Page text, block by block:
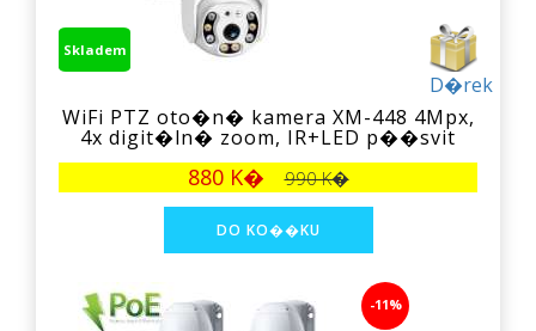
D�rek
Skladem
WiFi PTZ oto�n� kamera XM-448 4Mpx,
4x digit�ln� zoom, IR+LED p��svit
880 K� 990 K�
-11%